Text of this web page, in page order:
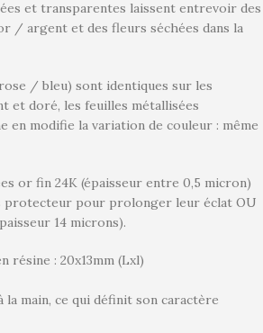
et transparentes laissent entrevoir des
/ argent et des fleurs séchées dans la
/ bleu) sont identiques sur les
et doré, les feuilles métallisées
en modifie la variation de couleur : même
or fin 24K (épaisseur entre 0,5 micron)
protecteur pour prolonger leur éclat OU
14 microns).
résine : 20x13mm (Lxl)
la main, ce qui définit son caractère